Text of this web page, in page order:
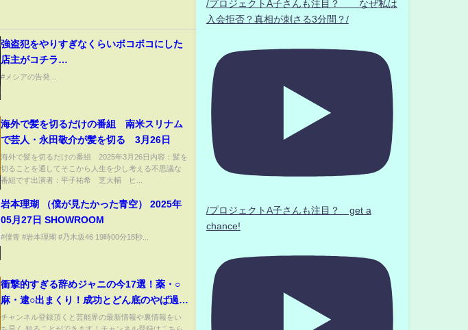
強盗犯をやりすぎなくらいボコボコにした
店主がコチラ…
#メシアの告発...
海外で髪を切るだけの番組 南米スリナム
で芸人・永田敬介が髪を切る 3月26日
海外で髪を切るだけの番組 2025年3月26日内容：髪を
切ることを通してそこから人生を少し考える不思議な
番組です出演者：平子祐希 芝大輔 ヒ...
岩本理瑚 （僕が見たかった青空） 2025年
05月27日 SHOWROOM
#僕青 #岩本理瑚 #乃木坂46 19時00分18秒...
衝撃的すぎる辞めジャニの今17選！薬・○
麻・逮○出まくり！成功とどん底のやば過ぎ
るギャップ【ゆっくり解説】
チャンネル登録頂くと芸能界の最新情報や裏情報をい
/プロジェクトA子さんも注目？ なぜ私は
入会拒否？真相が刺さる3分間？/
/プロジェクトA子さんも注目？ get a
chance!